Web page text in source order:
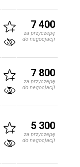
7 400
za przyczepę
do negocjacji
7 800
za przyczepę
do negocjacji
5 300
za przyczepę
do negocjacji